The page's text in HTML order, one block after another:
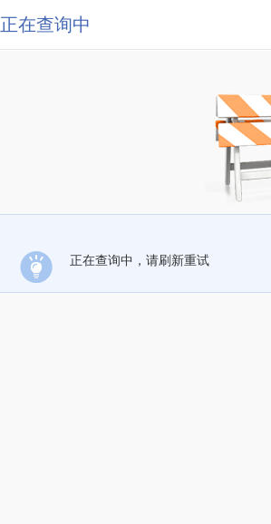
正在查询中
正在查询中，请刷新重试